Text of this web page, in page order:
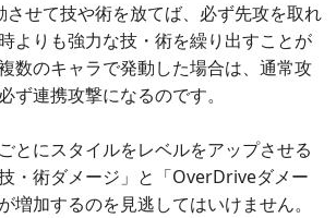
させて技や術を放てば、必ず先攻を取れ
よりも強力な技・術を繰り出すことが
数のキャラで発動した場合は、通常攻
ず連携攻撃になるのです。
とにスタイルをレベルをアップさせる
・術ダメージ」と「OverDriveダメー
増加するのを見逃してはいけません。